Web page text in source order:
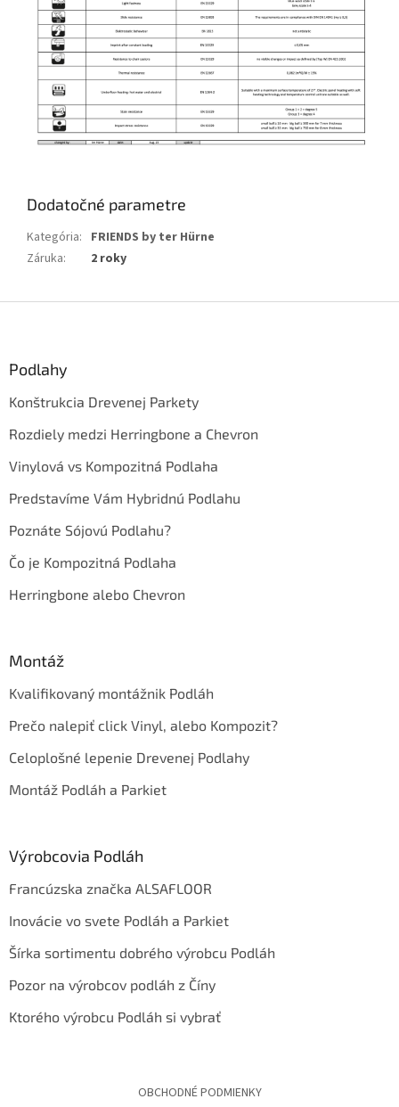
Dodatočné parametre
Kategória: FRIENDS by ter Hürne
Záruka: 2 roky
Podlahy
Konštrukcia Drevenej Parkety
Rozdiely medzi Herringbone a Chevron
Vinylová vs Kompozitná Podlaha
Predstavíme Vám Hybridnú Podlahu
Poznáte Sójovú Podlahu?
Čo je Kompozitná Podlaha
Herringbone alebo Chevron
Montáž
Kvalifikovaný montážnik Podláh
Prečo nalepiť click Vinyl, alebo Kompozit?
Celoplošné lepenie Drevenej Podlahy
Montáž Podláh a Parkiet
Výrobcovia Podláh
Francúzska značka ALSAFLOOR
Inovácie vo svete Podláh a Parkiet
Šírka sortimentu dobrého výrobcu Podláh
Pozor na výrobcov podláh z Číny
Ktorého výrobcu Podláh si vybrať
OBCHODNÉ PODMIENKY